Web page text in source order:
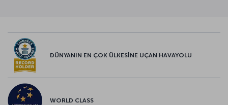
DÜNYANIN EN ÇOK ÜLKESİNE UÇAN HAVAYOLU
WORLD CLASS